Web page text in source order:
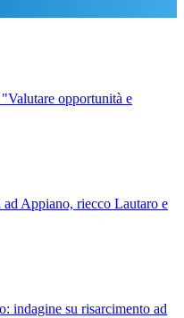
opportunità e
Appiano, riecco Lautaro e
indagine su risarcimento ad